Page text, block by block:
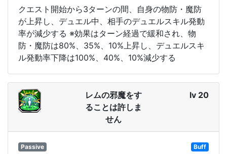
クエスト開始から3ターンの間、自身の物防・魔防
が上昇し、デュエル中、相手のデュエルスキル発動
率が減少する ※効果はターン経過で緩和され、物
防・魔防は80%、35%、10%上昇し、デュエルスキ
ル発動率下降は100%、40%、10%減少する
レムの邪魔をす
ることは許しま
せん
lv 20
Passive Buff